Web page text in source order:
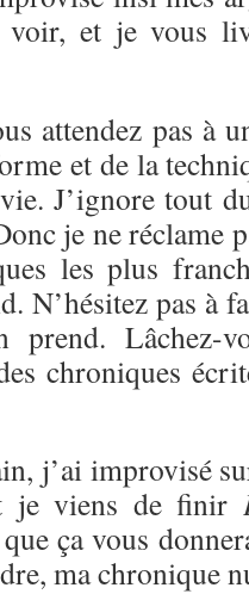
et je vous
attendez pas à
et de la
J’ignore tout
je ne réclame
les plus
N’hésitez pas à
prend. Lâchez-
chroniques
j’ai improvisé
je viens de finir
ça vous
ma chronique